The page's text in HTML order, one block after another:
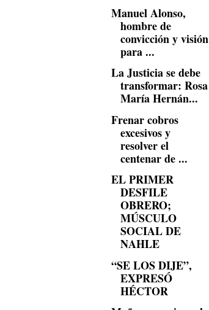
Manuel Alonso,
hombre de
convicción y visión
para ...
La Justicia se debe
transformar: Rosa
María Hernán...
Frenar cobros
excesivos y
resolver el
centenar de ...
EL PRIMER
DESFILE
OBRERO;
MÚSCULO
SOCIAL DE
NAHLE
“SE LOS DIJE”,
EXPRESÓ
HÉCTOR